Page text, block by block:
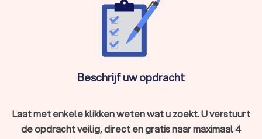
Beschrijf uw opdracht
Laat met enkele klikken weten wat u zoekt. U verstuurt
de opdracht veilig, direct en gratis naar maximaal 4